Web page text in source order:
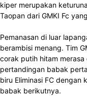
kiper merupakan
Taopan dari GMKI Fc
Pemanasan di luar
berambisi menang. Tim
corak putih hitam
pertandingan babak
biru Eliminasi FC dengan
babak berikutnya.